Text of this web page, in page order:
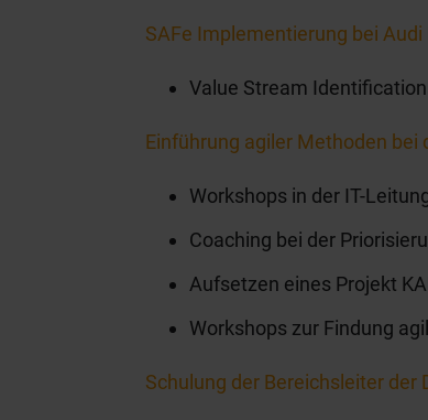
SAFe Implementierung bei Audi
Value Stream
Einführung agiler Methoden bei
Workshops in der IT-
Coaching bei der
Aufsetzen eines Projekt
Workshops zur Findung
Schulung der Bereichsleiter der